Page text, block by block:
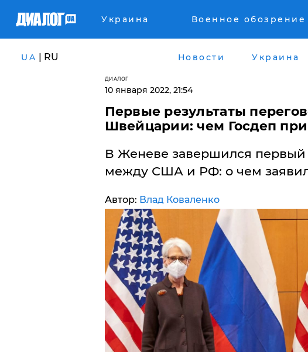
Украина Военное обозрение
UA | RU Новости Украина
ДИАЛОГ
10 января 2022, 21:54
Первые результаты
Швейцарии: чем Госдеп
В Женеве завершился первый
между США и РФ: о чем
Автор: Влад Коваленко